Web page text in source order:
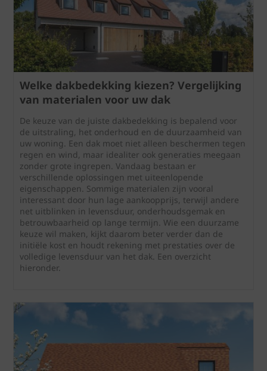
Welke dakbedekking kiezen? Vergelijking
van materialen voor uw dak
De keuze van de juiste dakbedekking is bepalend voor
de uitstraling, het onderhoud en de duurzaamheid van
uw woning. Een dak moet niet alleen beschermen tegen
regen en wind, maar idealiter ook generaties meegaan
zonder grote ingrepen. Vandaag bestaan er
verschillende oplossingen met uiteenlopende
eigenschappen. Sommige materialen zijn vooral
interessant door hun lage aankoopprijs, terwijl andere
net uitblinken in levensduur, onderhoudsgemak en
betrouwbaarheid op lange termijn. Wie een duurzame
keuze wil maken, kijkt daarom beter verder dan de
initiële kost en houdt rekening met prestaties over de
volledige levensduur van het dak. Een overzicht
hieronder.